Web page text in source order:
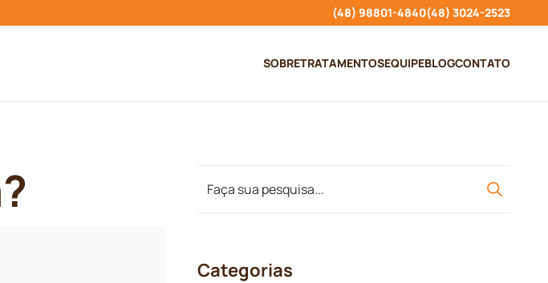
(48) 98801-4840(48) 3024-2523
SOBRETRATAMENTOSEQUIPEBLOGCONTATO
Categorias